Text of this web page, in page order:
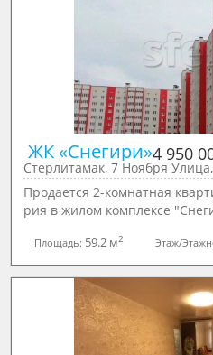
ЖК «Снегири»4 950
Стерлитамак, 7 Ноября
Продается 2-комнатная
рия в жилом комплексе
Площадь: 59.2 м2 Этаж/